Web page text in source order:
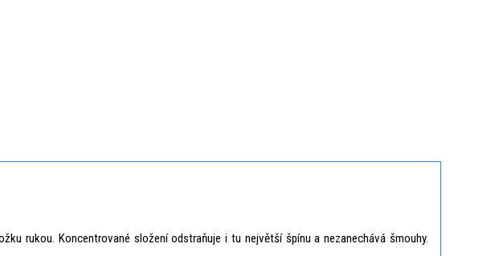
rukou. Koncentrované složení odstraňuje i tu největší špínu a nezanechává šmouhy.